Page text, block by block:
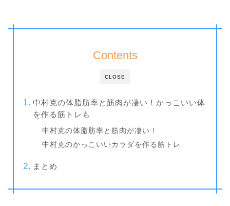
CLOSE
Contents
中村克の体脂肪率と筋肉が凄い！かっこいい体
を作る筋トレも
中村克の体脂肪率と筋肉が凄い！
中村克のかっこいいカラダを作る筋トレ
まとめ